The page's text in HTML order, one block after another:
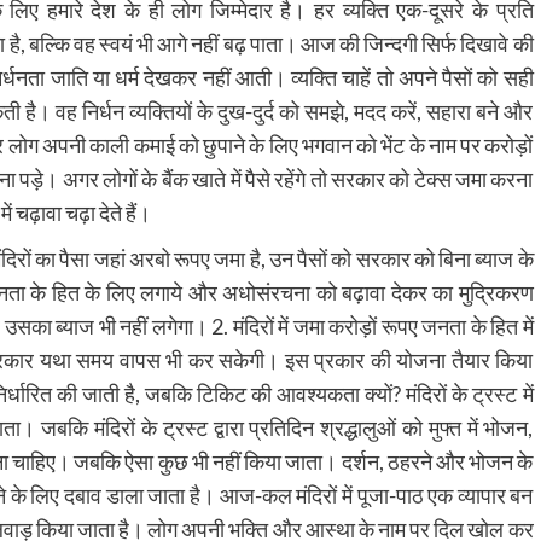
हमारे देश के ही लोग जिम्मेदार है। हर व्यक्ति एक-दूसरे के प्रति
बल्कि वह स्वयं भी आगे नहीं बढ़ पाता। आज की जिन्दगी सिर्फ दिखावे की
जाति या धर्म देखकर नहीं आती। व्यक्ति चाहें तो अपने पैसों को सही
वह निर्धन व्यक्तियों के दुख-दुर्द को समझे, मदद करें, सहारा बने और
अपनी काली कमाई को छुपाने के लिए भगवान को भेंट के नाम पर करोड़ों
पड़े। अगर लोगों के बैंक खाते में पैसे रहेंगे तो सरकार को टेक्स जमा करना
चढ़ावा चढ़ा देते हैं।
का पैसा जहां अरबो रूपए जमा है, उन पैसों को सरकार को बिना ब्याज के
के हित के लिए लगाये और अधोसंरचना को बढ़ावा देकर का मुद्रिकरण
ब्याज भी नहीं लगेगा। 2. मंदिरों में जमा करोड़ों रूपए जनता के हित में
यथा समय वापस भी कर सकेगी। इस प्रकार की योजना तैयार किया
की जाती है, जबकि टिकिट की आवश्यकता क्यों? मंदिरों के ट्रस्ट में
जबकि मंदिरों के ट्रस्ट द्वारा प्रतिदिन श्रद्धालुओं को मुफ्त में भोजन,
चाहिए। जबकि ऐसा कुछ भी नहीं किया जाता। दर्शन, ठहरने और भोजन के
लिए दबाव डाला जाता है। आज-कल मंदिरों में पूजा-पाठ एक व्यापार बन
किया जाता है। लोग अपनी भक्ति और आस्था के नाम पर दिल खोल कर